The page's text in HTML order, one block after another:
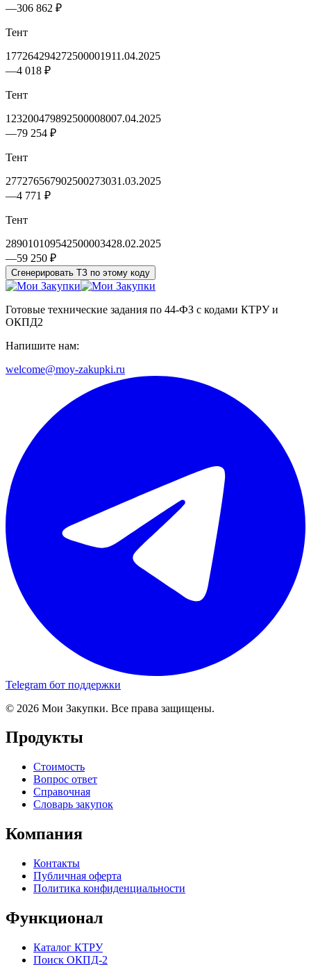
—306 862 ₽
Тент
177264294272500001911.04.2025
—4 018 ₽
Тент
123200479892500008007.04.2025
—79 254 ₽
Тент
277276567902500273031.03.2025
—4 771 ₽
Тент
289010109542500003428.02.2025
—59 250 ₽
Сгенерировать ТЗ по этому коду
Готовые технические задания по 44-ФЗ с кодами КТРУ и
ОКПД2
Напишите нам:
welcome@moy-zakupki.ru
Telegram бот поддержки
© 2026 Мои Закупки. Все права защищены.
Продукты
Стоимость
Вопрос ответ
Справочная
Словарь закупок
Компания
Контакты
Публичная оферта
Политика конфиденциальности
Функционал
Каталог КТРУ
Поиск ОКПД-2